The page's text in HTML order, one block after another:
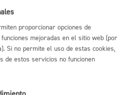
la webproporcionar opciones de
mejoradas en el sitio web (por
Si no permite el uso de estas cookies,
de estos servicios no funcionen